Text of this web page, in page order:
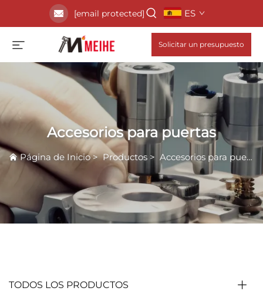
[email protected] ES
Solicitar un presupuesto
Accesorios para puertas
Página de Inicio>Productos > Accesorios para puertas
TODOS LOS PRODUCTOS